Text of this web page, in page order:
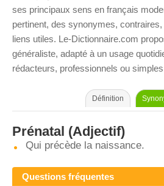
ses principaux sens en français
pertinent, des synonymes, contraires,
liens utiles. Le-Dictionnaire.com
généraliste, adapté à un usage
rédacteurs, professionnels ou
Définition
Prénatal (Adjectif)
Qui précède la naissance.
Questions fréquentes